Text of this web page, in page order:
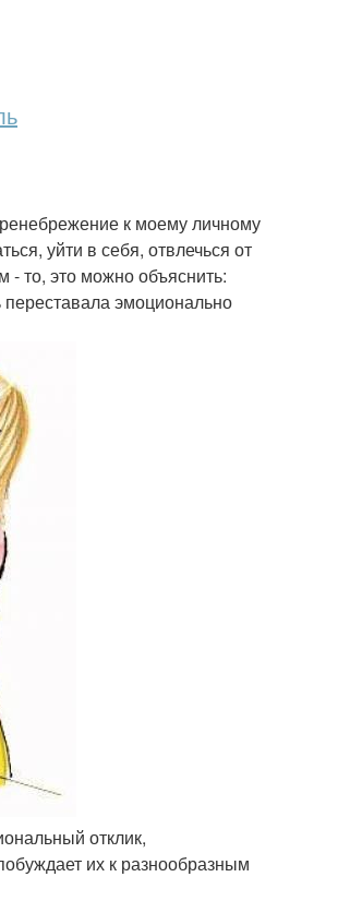
к моему личному
уйти в себя, отвлечься от
- то, это можно объяснить:
эмоционально
отклик,
их к разнообразным